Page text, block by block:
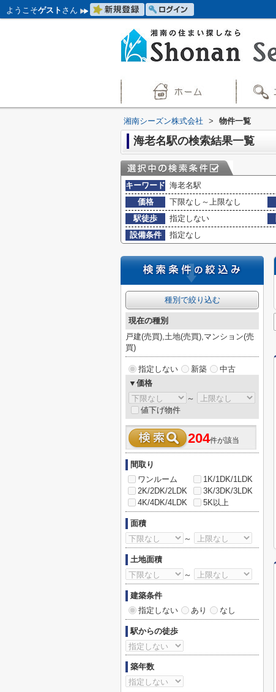
ようこそゲスト さん
湘南シーズン株式会社 > 物件一覧
海老名駅の検索結果一覧
キーワード 海老名駅
価格
下限なし～上限なし
駅徒歩
指定しない
設備条件
指定なし
種別で絞り込む
現在の種別
戸建(売買),土地(売買),マンション(売
買)
指定しない 新築
中古
▼価格
～
値下げ物件
204件が該当
間取り
ワンルーム
1K/1DK/1LDK
2K/2DK/2LDK
3K/3DK/3LDK
4K/4DK/4LDK
5K以上
面積
～
土地面積
～
建築条件
指定しない
あり なし
駅からの徒歩
築年数